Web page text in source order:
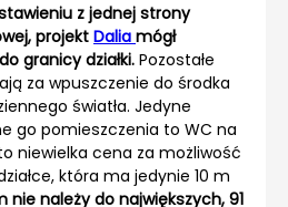
z jednej strony
projektDalia mógł
granicy działki. Pozostałe
za wpuszczenie do środka
światła. Jedyne
go pomieszczenia to WC na
niewielka cena za możliwość
która ma jedynie 10 m
nie należy do największych, 91